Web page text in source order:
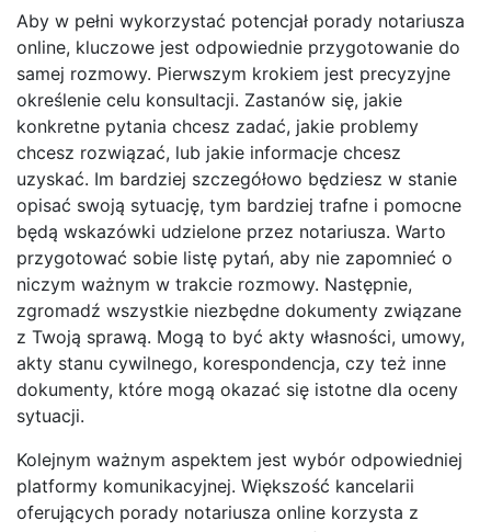
Aby w pełni wykorzystać potencjał porady notariusza
online, kluczowe jest odpowiednie przygotowanie do
samej rozmowy. Pierwszym krokiem jest precyzyjne
określenie celu konsultacji. Zastanów się, jakie
konkretne pytania chcesz zadać, jakie problemy
chcesz rozwiązać, lub jakie informacje chcesz
uzyskać. Im bardziej szczegółowo będziesz w stanie
opisać swoją sytuację, tym bardziej trafne i pomocne
będą wskazówki udzielone przez notariusza. Warto
przygotować sobie listę pytań, aby nie zapomnieć o
niczym ważnym w trakcie rozmowy. Następnie,
zgromadź wszystkie niezbędne dokumenty związane
z Twoją sprawą. Mogą to być akty własności, umowy,
akty stanu cywilnego, korespondencja, czy też inne
dokumenty, które mogą okazać się istotne dla oceny
sytuacji.
Kolejnym ważnym aspektem jest wybór odpowiedniej
platformy komunikacyjnej. Większość kancelarii
oferujących porady notariusza online korzysta z